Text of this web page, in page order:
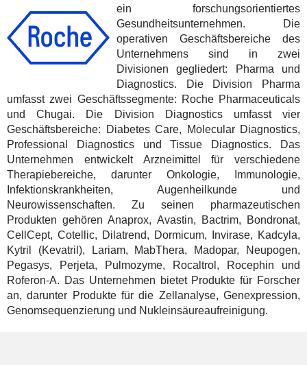
ein forschungsorientiertes
Gesundheitsunternehmen. Die
operativen Geschäftsbereiche des
Unternehmens sind in zwei
Divisionen gegliedert: Pharma und
Diagnostics. Die Division Pharma
umfasst zwei Geschäftssegmente: Roche Pharmaceuticals
und Chugai. Die Division Diagnostics umfasst vier
Geschäftsbereiche: Diabetes Care, Molecular Diagnostics,
Professional Diagnostics und Tissue Diagnostics. Das
Unternehmen entwickelt Arzneimittel für verschiedene
Therapiebereiche, darunter Onkologie, Immunologie,
Infektionskrankheiten, Augenheilkunde und
Neurowissenschaften. Zu seinen pharmazeutischen
Produkten gehören Anaprox, Avastin, Bactrim, Bondronat,
CellCept, Cotellic, Dilatrend, Dormicum, Invirase, Kadcyla,
Kytril (Kevatril), Lariam, MabThera, Madopar, Neupogen,
Pegasys, Perjeta, Pulmozyme, Rocaltrol, Rocephin und
Roferon-A. Das Unternehmen bietet Produkte für Forscher
an, darunter Produkte für die Zellanalyse, Genexpression,
Genomsequenzierung und Nukleinsäureaufreinigung.